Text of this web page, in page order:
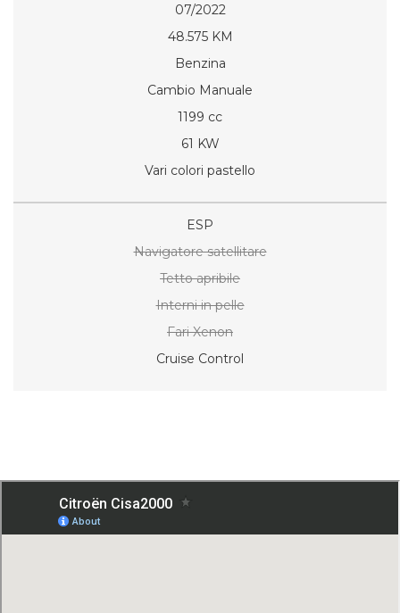
07/2022
48.575 KM
Benzina
Cambio Manuale
1199 cc
61 KW
Vari colori pastello
ESP
Navigatore satellitare
Tetto apribile
Interni in pelle
Fari Xenon
Cruise Control